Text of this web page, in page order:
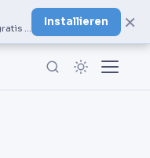
Dein KI-Coach fürs Krafttraining — gratis bei Google Play
Installieren ×